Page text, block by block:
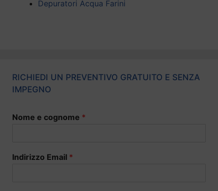
Depuratori Acqua Farini
RICHIEDI UN PREVENTIVO GRATUITO E SENZA
IMPEGNO
Nome e cognome *
Indirizzo Email *